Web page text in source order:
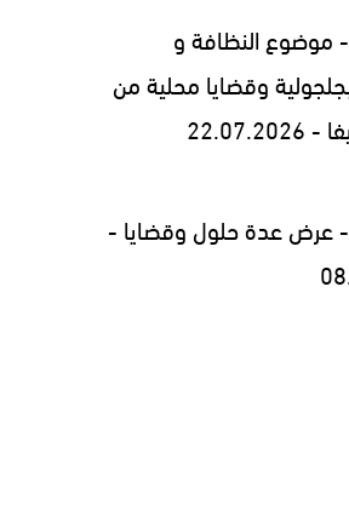
موضوع النظافة و
وقضايا محلية من
- عرض عدة حلول وقضايا -